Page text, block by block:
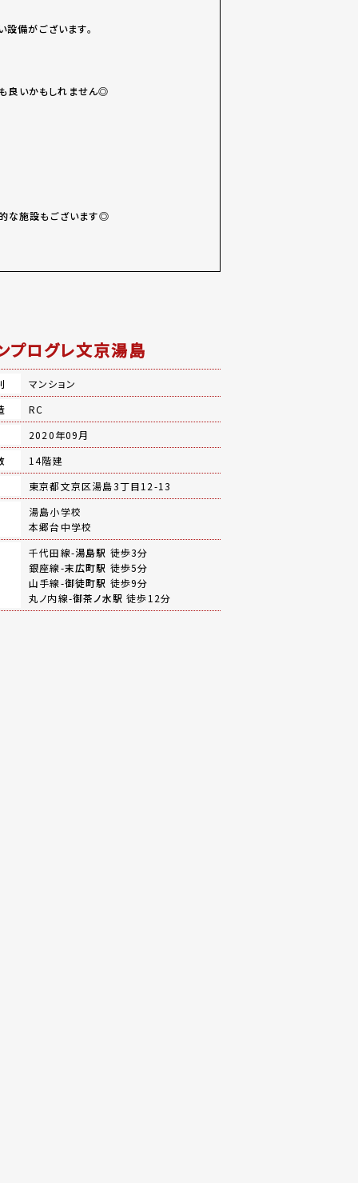
備がございます。
も良いかもしれません◎
な施設もございます◎
プログレ文京湯島
マンション
RC
2020年09月
14階建
東京都文京区湯島3丁目12-13
湯島小学校
本郷台中学校
千代田線-湯島駅 徒歩3分
銀座線-末広町駅 徒歩5分
山手線-御徒町駅 徒歩9分
丸ノ内線-御茶ノ水駅 徒歩12分